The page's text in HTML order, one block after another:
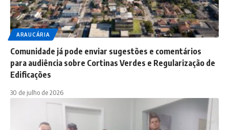
ARAUCÁRIA
Comunidade já pode enviar sugestões e comentários
para audiência sobre Cortinas Verdes e Regularização de
Edificações
30 de julho de 2026